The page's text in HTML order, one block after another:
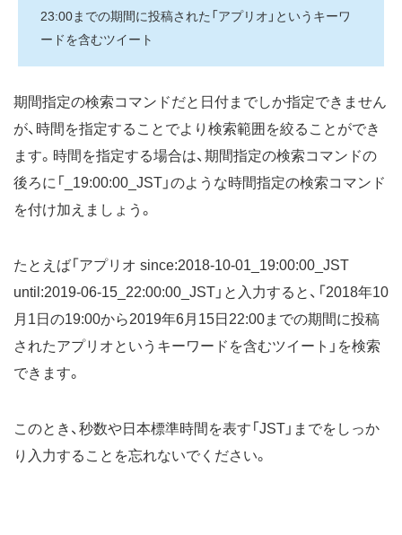
23:00までの期間に投稿された「アプリオ」というキーワ
ードを含むツイート
期間指定の検索コマンドだと日付までしか指定できません
が、時間を指定することでより検索範囲を絞ることができ
ます。時間を指定する場合は、期間指定の検索コマンドの
後ろに「_19:00:00_JST」のような時間指定の検索コマンド
を付け加えましょう。
たとえば「アプリオ since:2018-10-01_19:00:00_JST
until:2019-06-15_22:00:00_JST」と入力すると、「2018年10
月1日の19:00から2019年6月15日22:00までの期間に投稿
されたアプリオというキーワードを含むツイート」を検索
できます。
このとき、秒数や日本標準時間を表す「JST」までをしっか
り入力することを忘れないでください。